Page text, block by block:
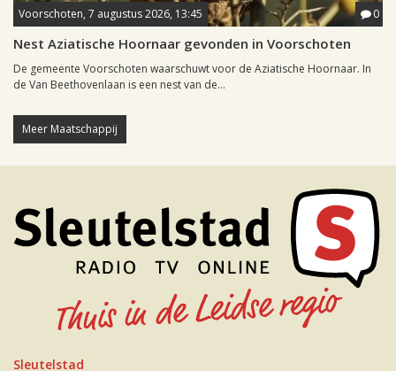
Voorschoten, 7 augustus 2026, 13:45 0
Nest Aziatische Hoornaar gevonden in Voorschoten
De gemeente Voorschoten waarschuwt voor de Aziatische Hoornaar. In
de Van Beethovenlaan is een nest van de...
Meer Maatschappij
Sleutelstad